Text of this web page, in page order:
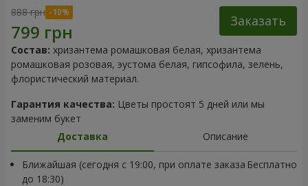
888 грн
Заказать
Состав: хризантема ромашковая белая, хризантема
ромашковая розовая, эустома белая, гипсофила, зелень,
флористический материал.
Гарантия качества: Цветы простоят 5 дней или мы
заменим букет
Доставка
Описание
Ближайшая (сегодня с 19:00, при оплате заказа
до 18:30)
Бесплатно